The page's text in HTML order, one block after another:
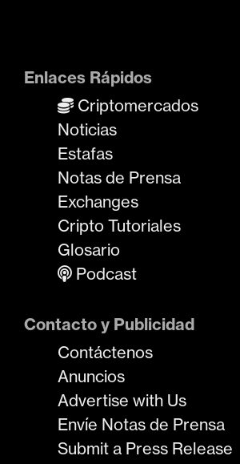
Enlaces Rápidos
Criptomercados
Noticias
Estafas
Notas de Prensa
Exchanges
Cripto Tutoriales
Glosario
Podcast
Contacto y Publicidad
Contáctenos
Anuncios
Advertise with Us
Envíe Notas de Prensa
Submit a Press Release